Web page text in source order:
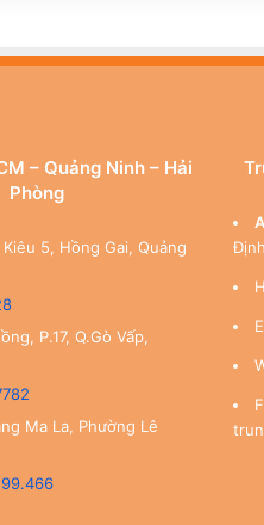
– Quảng Ninh – Hải
Phòng
5, Hồng Gai, Quảng
P.17, Q.Gò Vấp,
Ma La, Phường Lê
Định